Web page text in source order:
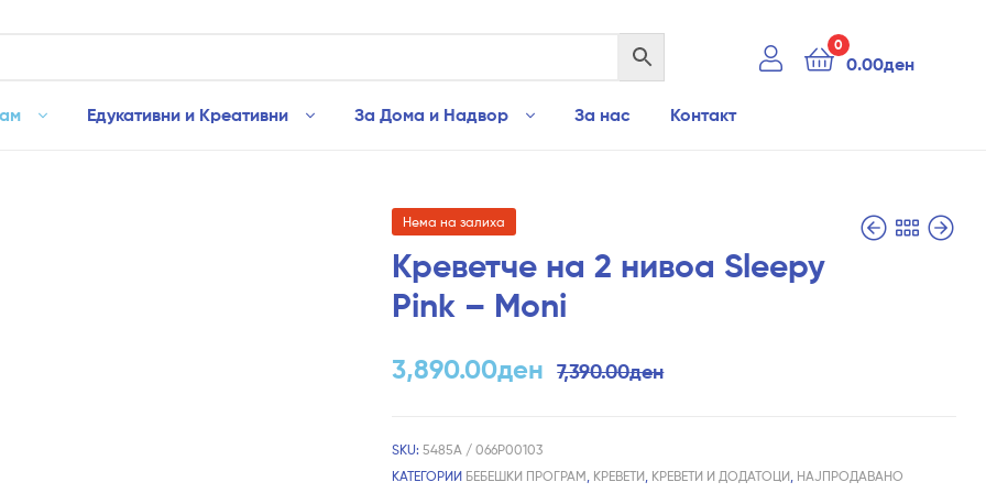
0
0.00ден
Едукативни и Креативни За Дома и Надвор За нас Контакт
Нема на залиха
Креветче на 2 нивоа Sleepy
Pink – Moni
7,390.00ден
3,890.00ден
SKU:5485А / 066P00103
КАТЕГОРИИ БЕБЕШКИ ПРОГРАМ КРЕВЕТИ КРЕВЕТИ И ДОДАТОЦИ НАЈПРОДАВАНО